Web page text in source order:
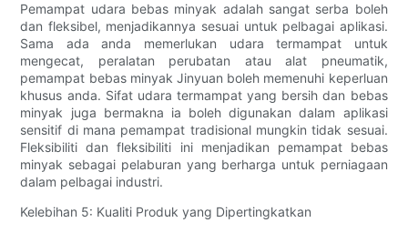
Pemampat udara bebas minyak adalah sangat serba boleh
dan fleksibel, menjadikannya sesuai untuk pelbagai aplikasi.
Sama ada anda memerlukan udara termampat untuk
mengecat, peralatan perubatan atau alat pneumatik,
pemampat bebas minyak Jinyuan boleh memenuhi keperluan
khusus anda. Sifat udara termampat yang bersih dan bebas
minyak juga bermakna ia boleh digunakan dalam aplikasi
sensitif di mana pemampat tradisional mungkin tidak sesuai.
Fleksibiliti dan fleksibiliti ini menjadikan pemampat bebas
minyak sebagai pelaburan yang berharga untuk perniagaan
dalam pelbagai industri.
Kelebihan 5: Kualiti Produk yang Dipertingkatkan